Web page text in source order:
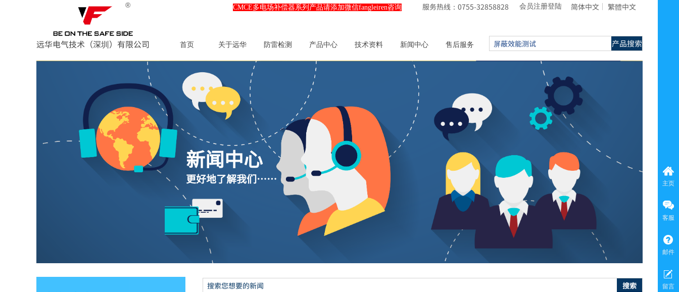
远华电气技术（深圳）有限公司
会员注册登陆
首页 关于远华 防雷检测 产品中心 技术资料 新闻中心 售后服务
服务热线：0755-32858828
产品搜索
® 简体中文 繁體中文
CMCE多电场补偿器系列产品请添加微信fangleiren咨询
新闻中心
更好地了解我们……
搜索
主页
客服
邮件
留言